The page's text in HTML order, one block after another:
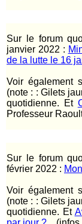
Sur le forum
janvier 2022 :
de la lutte le 16
Voir également
(note : : Gilets
quotidienne. Et
Professeur
Sur le forum
février 2022 :
Voir également
(note : : Gilets
quotidienne. Et